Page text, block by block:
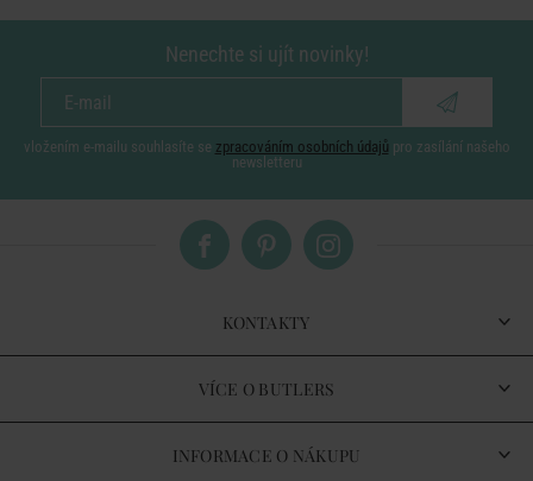
Nenechte si ujít novinky!
vložením e-mailu souhlasíte se zpracováním osobních údajů pro zasílání našeho
newsletteru
KONTAKTY
VÍCE O BUTLERS
INFORMACE O NÁKUPU